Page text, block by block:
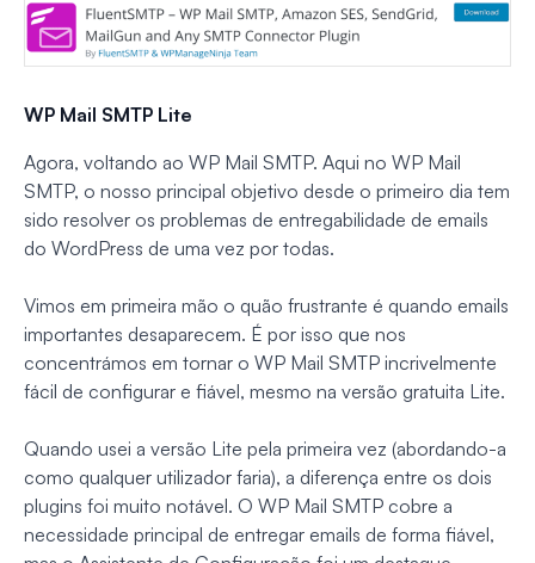
WP Mail SMTP Lite
Agora, voltando ao WP Mail SMTP. Aqui no WP Mail
SMTP, o nosso principal objetivo desde o primeiro dia tem
sido resolver os problemas de entregabilidade de emails
do WordPress de uma vez por todas.
Vimos em primeira mão o quão frustrante é quando emails
importantes desaparecem. É por isso que nos
concentrámos em tornar o WP Mail SMTP incrivelmente
fácil de configurar e fiável, mesmo na versão gratuita Lite.
Quando usei a versão Lite pela primeira vez (abordando-a
como qualquer utilizador faria), a diferença entre os dois
plugins foi muito notável. O WP Mail SMTP cobre a
necessidade principal de entregar emails de forma fiável,